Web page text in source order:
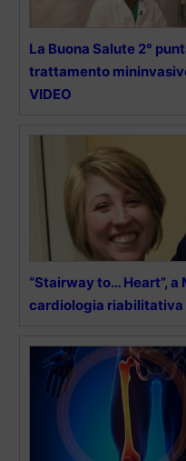
La Buona Salute 2°
trattamento
VIDEO
“Stairway to… Heart”,
cardiologia riabilitativa